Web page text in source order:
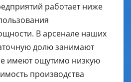
работает ниже
В арсенале наших
долю занимают
имеют ощутимо низкую
производства